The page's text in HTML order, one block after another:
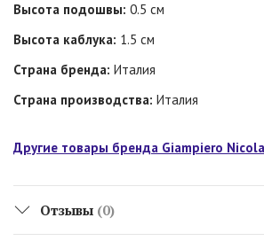
Высота подошвы: 0.5 см
Высота каблука: 1.5 см
Страна бренда: Италия
Страна производства: Италия
Другие товары бренда Giampiero Nicola
Отзывы (0)